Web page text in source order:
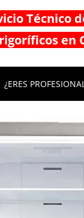
Técnico
en
¿ERES